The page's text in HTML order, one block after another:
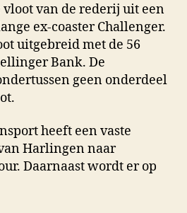
vloot van de rederij uit een
ex-coaster Challenger.
uitgebreid met de 56
Bank. De
geen onderdeel
heeft een vaste
Harlingen naar
Daarnaast wordt er op